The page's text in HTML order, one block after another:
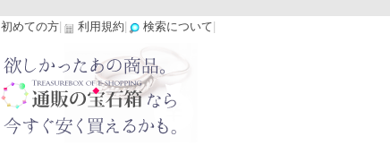
初めての方 利用規約 検索について